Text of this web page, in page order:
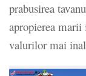
prabusirea
apropierea marii
valurilor mai